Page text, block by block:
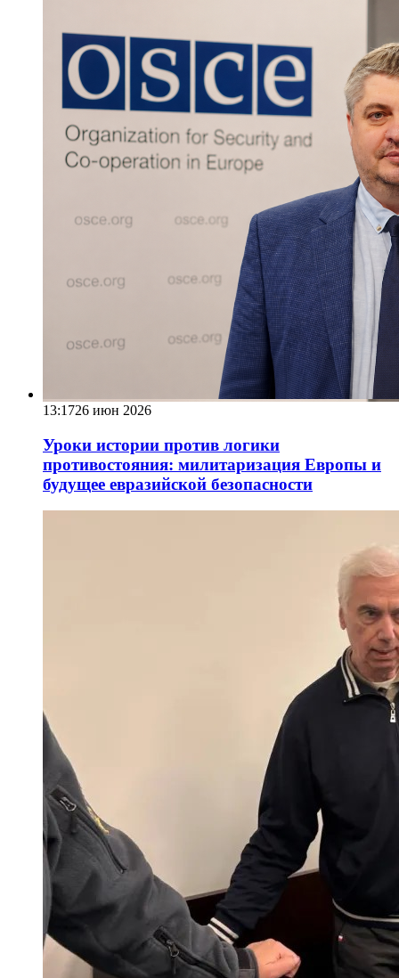
13:1726 июн 2026
Уроки истории против логики
противостояния: милитаризация Европы и
будущее евразийской безопасности